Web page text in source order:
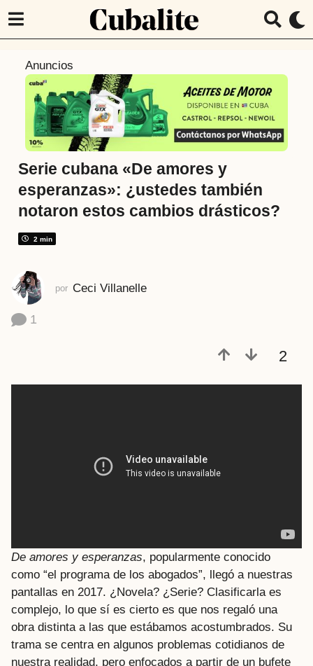
t
á
s
6
o
a
Anuncios
Serie cubana «De amores y
esperanzas»: ¿ustedes también
notaron estos cambios drásticos?
2 min
por Ceci Villanelle
1
2
De amores y esperanzas, popularmente conocido
como “el programa de los abogados”, llegó a nuestras
pantallas en 2017. ¿Novela? ¿Serie? Clasificarla es
complejo, lo que sí es cierto es que nos regaló una
obra distinta a las que estábamos acostumbrados. Su
trama se centra en algunos problemas cotidianos de
nuestra realidad, pero enfocados a partir de un bufete